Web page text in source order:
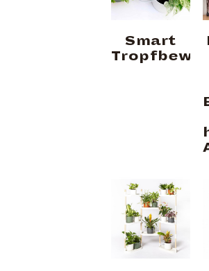
Smart